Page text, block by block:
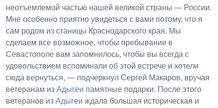
неотъемлемой частью нашей великой страны — России.
Мне особенно приятно увидеться с вами потому, что я
сам родом из станицы Краснодарского края. Мы
сделаем все возможное, чтобы пребывание в
Севастополе вам запомнилось, чтобы вы всегда с
удовольствием вспоминали об этой встрече и хотели
сюда вернуться, — подчеркнул Сергей Макаров, вручая
ветеранам из Адыгеи памятные подарки. После этого
ветеранов из Адыгеи ждала большая историческая и